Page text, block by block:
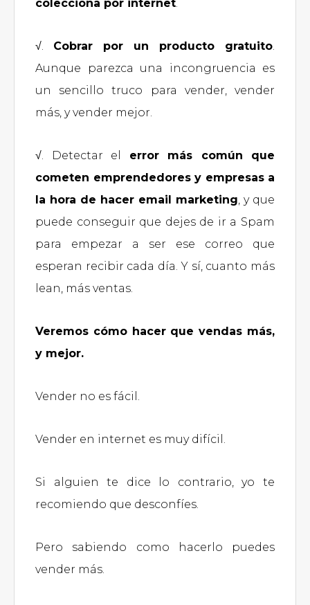
colecciona por internet.
√. Cobrar por un producto gratuito.
Aunque parezca una incongruencia es
un sencillo truco para vender, vender
más, y vender mejor.
√. Detectar el error más común que
cometen emprendedores y empresas a
la hora de hacer email marketing, y que
puede conseguir que dejes de ir a Spam
para empezar a ser ese correo que
esperan recibir cada día. Y sí, cuanto más
lean, más ventas.
Veremos cómo hacer que vendas más,
y mejor.
Vender no es fácil.
Vender en internet es muy difícil.
Si alguien te dice lo contrario, yo te
recomiendo que desconfíes.
Pero sabiendo como hacerlo puedes
vender más.